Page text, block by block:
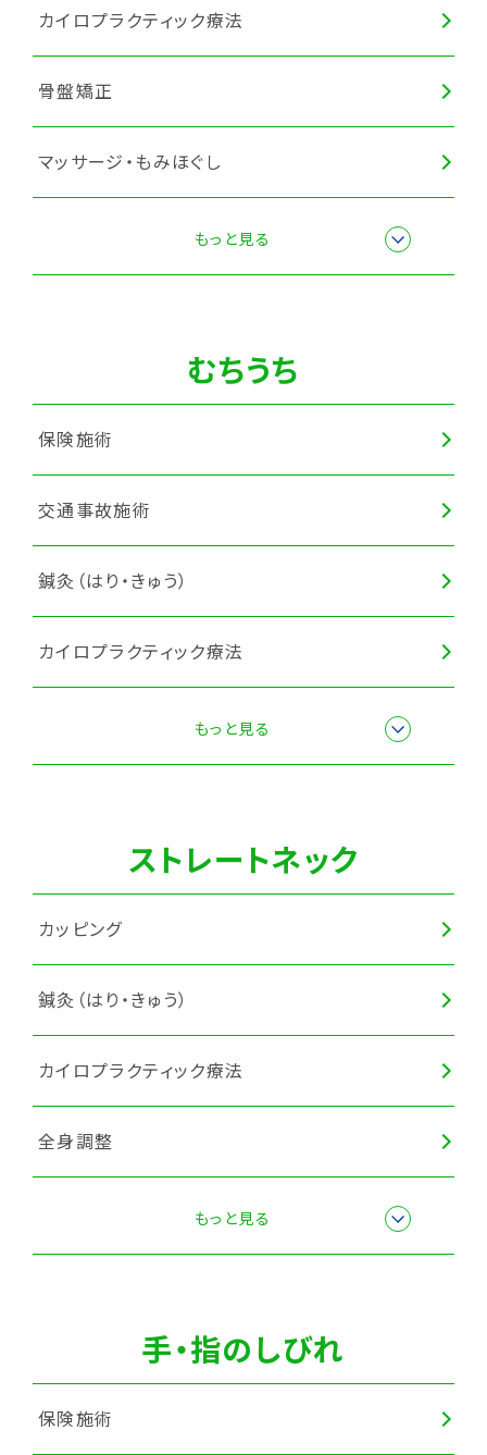
カイロプラクティック療法
骨盤矯正
マッサージ・もみほぐし
もっと見る
むちうち
保険施術
交通事故施術
鍼灸（はり・きゅう）
カイロプラクティック療法
猫背矯正
もっと見る
ストレートネック
カッピング
鍼灸（はり・きゅう）
カイロプラクティック療法
全身調整
マッサージ・もみほぐしもっと見る
手・指のしびれ
保険施術